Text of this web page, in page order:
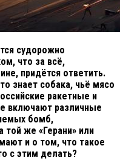
судорожно
что за всё,
придётся ответить.
знает собака, чьё мясо
ракетные и
включают различные
бомб,
той же «Герани» или
и о том, что такое
с этим делать?